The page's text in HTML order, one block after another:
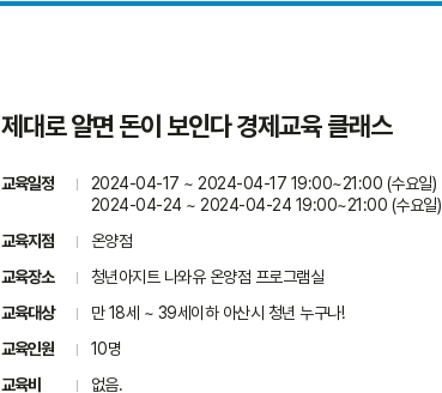
제대로 알면 돈이 보인다 경제교육 클래스
교육일정
2024-04-17 ~ 2024-04-17 19:00~21:00 (수요일)
2024-04-24 ~ 2024-04-24 19:00~21:00 (수요일)
교육지점
온양점
교육장소
청년아지트 나와유 온양점 프로그램실
교육대상
만 18세 ~ 39세이하 아산시 청년 누구나!
교육인원
10명
교육비
없음.